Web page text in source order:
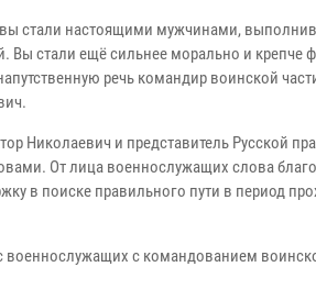
вы стали настоящими мужчинами,
Вы стали ещё сильнее морально и крепче
речь командир воинской
Николаевич и представитель Русской
От лица военнослужащих слова
в поиске правильного пути в период
военнослужащих с командованием